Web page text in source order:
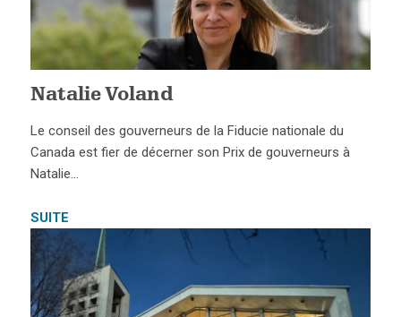
Natalie Voland
Le conseil des gouverneurs de la Fiducie nationale du
Canada est fier de décerner son Prix de gouverneurs à
Natalie…
SUITE